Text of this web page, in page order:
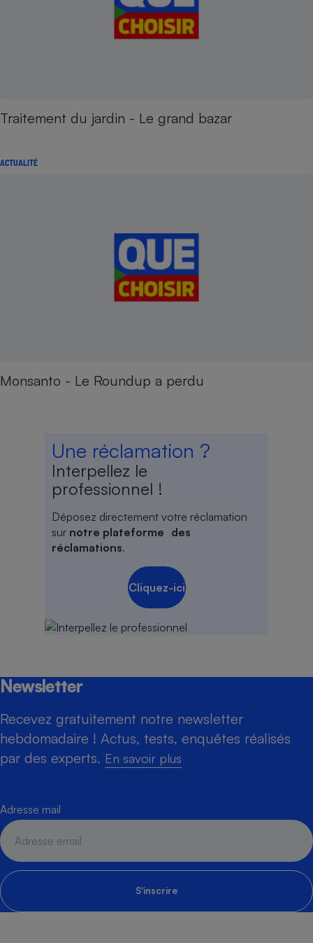
Traitement du jardin - Le grand bazar
ACTUALITÉ
Monsanto - Le Roundup a perdu
Une réclamation ?
Interpellez le
professionnel !
Déposez directement votre réclamation
sur notre plateforme des
réclamations.
Cliquez-ici
Newsletter
Recevez gratuitement notre newsletter
hebdomadaire ! Actus, tests, enquêtes réalisés
par des experts. En savoir plus
Adresse mail
S'inscrire